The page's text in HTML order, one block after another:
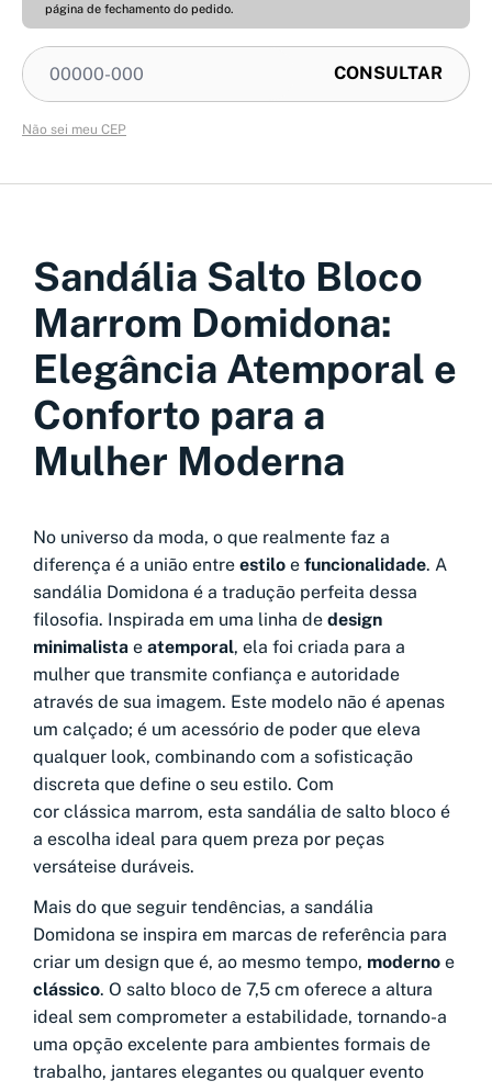
página de fechamento do pedido.
Não sei meu CEP
Sandália Salto Bloco
Marrom Domidona:
Elegância Atemporal e
Conforto para a
Mulher Moderna
No universo da moda, o que realmente faz a
diferença é a união entre estilo e funcionalidade. A
sandália Domidona é a tradução perfeita dessa
filosofia. Inspirada em uma linha de design
minimalista e atemporal, ela foi criada para a
mulher que transmite confiança e autoridade
através de sua imagem. Este modelo não é apenas
um calçado; é um acessório de poder que eleva
qualquer look, combinando com a sofisticação
discreta que define o seu estilo. Com
cor clássica marrom, esta sandália de salto bloco é
a escolha ideal para quem preza por peças
versáteise duráveis.
Mais do que seguir tendências, a sandália
Domidona se inspira em marcas de referência para
criar um design que é, ao mesmo tempo, moderno e
clássico. O salto bloco de 7,5 cm oferece a altura
ideal sem comprometer a estabilidade, tornando-a
uma opção excelente para ambientes formais de
trabalho, jantares elegantes ou qualquer evento